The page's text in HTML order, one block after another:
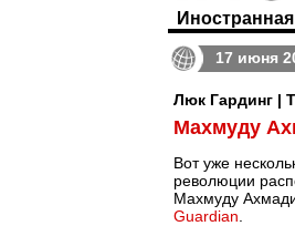
17 июня
Люк Гардинг |
Махмуду
Вот уже
революции
Махмуду
Guardian